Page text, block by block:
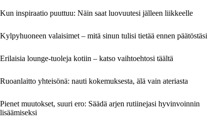
Kun inspiraatio puuttuu: Näin saat luovuutesi jälleen liikkeelle
Kylpyhuoneen valaisimet – mitä sinun tulisi tietää ennen päätöstäsi
Erilaisia lounge-tuoleja kotiin – katso vaihtoehtosi täältä
Ruoanlaitto yhteisönä: nauti kokemuksesta, älä vain ateriasta
Pienet muutokset, suuri ero: Säädä arjen rutiinejasi hyvinvoinnin
lisäämiseksi